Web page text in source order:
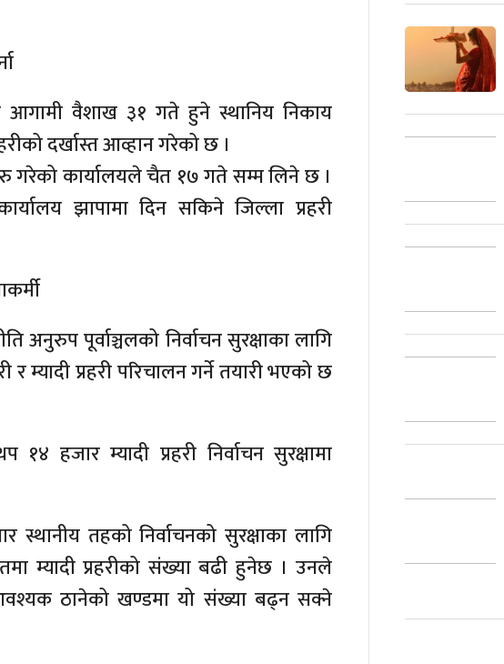
आगामी वैशाख ३१ गते हुने स्थानिय निकाय
दर्खास्त आव्हान गरेको छ ।
गरेको कार्यालयले चैत १७ गते सम्म लिने छ ।
झापामा दिन सकिने जिल्ला प्रहरी
अनुरुप पूर्वाञ्चलको निर्वाचन सुरक्षाका लागि
म्यादी प्रहरी परिचालन गर्ने तयारी भएको छ
हजार म्यादी प्रहरी निर्वाचन सुरक्षामा
स्थानीय तहको निर्वाचनको सुरक्षाका लागि
म्यादी प्रहरीको संख्या बढी हुनेछ । उनले
ठानेको खण्डमा यो संख्या बढ्न सक्ने